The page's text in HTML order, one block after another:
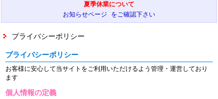
夏季休業について
お知らせページ をご確認下さい
プライバシーポリシー
プライバシーポリシー
お客様に安心して当サイトをご利用いただけるよう管理・運営しており
ます
個人情報の定義